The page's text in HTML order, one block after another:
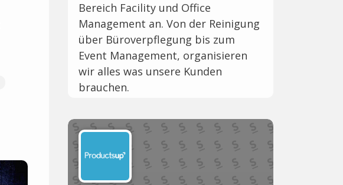
Bereich Facility und Office
Management an. Von der Reinigung
über Büroverpflegung bis zum
Event Management, organisieren
wir alles was unsere Kunden
brauchen.